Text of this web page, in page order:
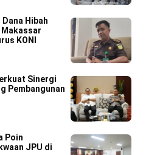
Hibah
Makassar
KONI
Sinergi
Pembangunan
Poin
JPU di